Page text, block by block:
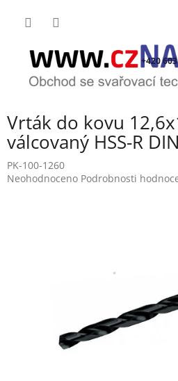
+420
Vrták do kovu
válcovaný HSS-R
PK-100-1260
Průměrné
Neohodnoceno Podrobnosti